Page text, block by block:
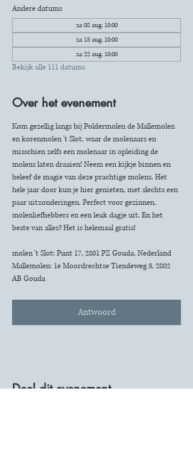
Andere datums
za 08 aug, 10:00
za 15 aug, 10:00
za 22 aug, 10:00
Bekijk alle 111 datums
Over het evenement
Kom gezellig langs bij Poldermolen de Mallemolen
en korenmolen 't Slot, waar de molenaars en
misschien zelfs een molenaar in opleiding de
molens laten draaien! Neem een kijkje binnen en
beleef de magie van deze prachtige molens. Het
hele jaar door kun je hier genieten, met slechts een
paar uitzonderingen. Perfect voor gezinnen,
molenliefhebbers en een leuk dagje uit. En het
beste van alles? Het is helemaal gratis!
molen 't Slot: Punt 17, 2801 PZ Gouda, Nederland
Mallemolen: 1e Moordrechtse Tiendeweg 3, 2802
AB Gouda
Antwoord
Deel dit evenement